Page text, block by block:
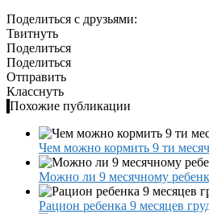
Поделиться с друзьями:
Твитнуть
Поделиться
Поделиться
Отправить
Класснуть
Похожие публикации
Чем можно кормить 9 ти
Можно ли 9 месячному
Рацион ребенка 9 месяцев